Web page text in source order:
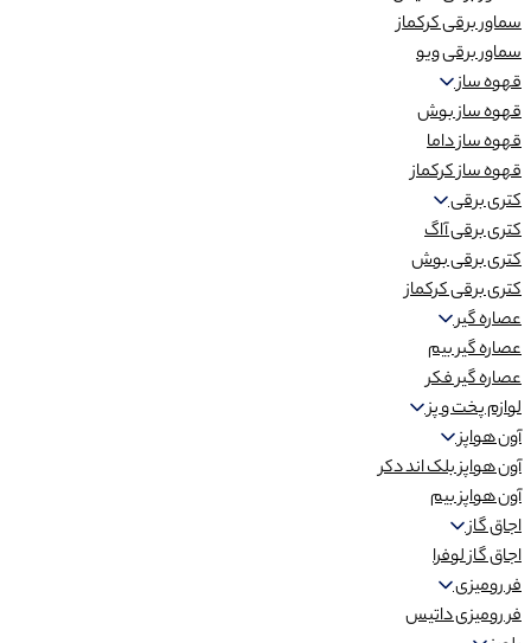
سماور برقی کرکماز
سماور برقی ویو
قهوه ساز
قهوه ساز بوش
قهوه ساز داما
قهوه ساز کرکماز
کتری برقی
کتری برقی آاگ
کتری برقی بوش
کتری برقی کرکماز
عصاره گیر
عصاره گیر بیم
عصاره گیر فکر
لوازم پخت و پز
آون هواپز
آون هواپز بلک اند دکر
آون هواپز بیم
اجاق گاز
اجاق گاز لوفرا
فر رومیزی
فر رومیزی داتیس